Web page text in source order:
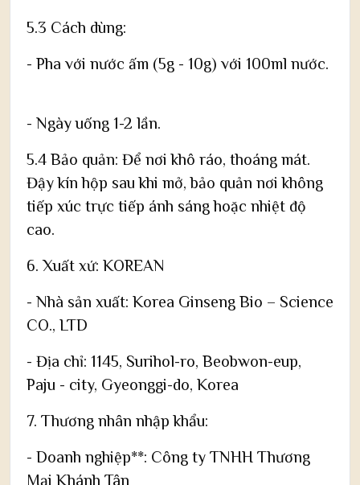
5.3 Cách dùng:
- Pha với nước ấm (5g - 10g) với 100ml nước.
- Ngày uống 1-2 lần.
5.4 Bảo quản: Để nơi khô ráo, thoáng mát.
Đậy kín hộp sau khi mở, bảo quản nơi không
tiếp xúc trực tiếp ánh sáng hoặc nhiệt độ
cao.
6. Xuất xứ: KOREAN
- Nhà sản xuất: Korea Ginseng Bio – Science
CO., LTD
- Địa chỉ: 1145, Surihol-ro, Beobwon-eup,
Paju - city, Gyeonggi-do, Korea
7. Thương nhân nhập khẩu:
- Doanh nghiệp**: Công ty TNHH Thương
Mại Khánh Tân